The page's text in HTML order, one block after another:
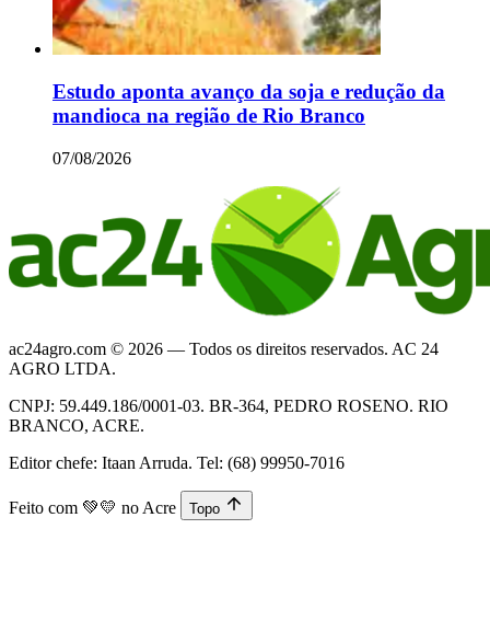
Estudo aponta avanço da soja e redução da
mandioca na região de Rio Branco
07/08/2026
ac24agro.com © 2026 — Todos os direitos reservados. AC 24
AGRO LTDA.
CNPJ: 59.449.186/0001-03. BR-364, PEDRO ROSENO. RIO
BRANCO, ACRE.
Editor chefe: Itaan Arruda. Tel: (68) 99950-7016
Feito com 💚💛 no Acre Topo